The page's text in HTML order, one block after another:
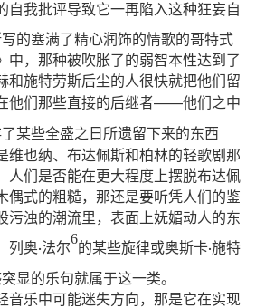
自我批评导致它一再陷入这种狂妄自
写的塞满了精心润饰的情歌的哥特式
中，那种被吹胀了的弱智本性达到了
和施特劳斯后尘的人很快就把他们留
他们那些直接的后继者——他们之中
某些全盛之日所遗留下来的东西
维也纳、布达佩斯和柏林的轻歌剧那
人们是否能在更大程度上摆脱布达佩
偶式的粗糙，那还是要听凭人们的鉴
污浊的潮流里，表面上妩媚动人的东
列奥·法尔
6
的某些旋律或奥斯卡·施特
显的乐句就属于这一类。
音乐中可能迷失方向，那是它在实现